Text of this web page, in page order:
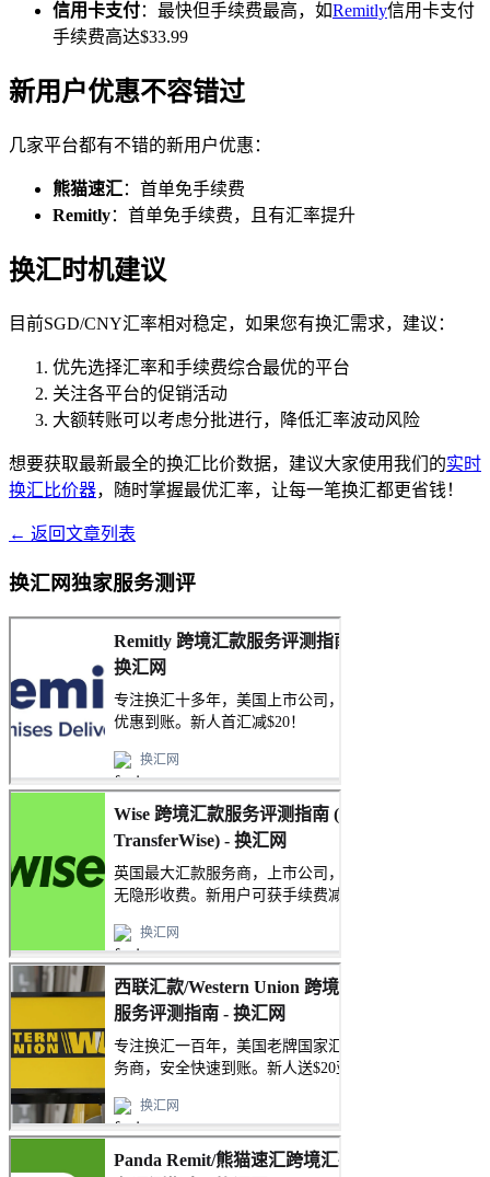
信用卡支付：最快但手续费最高，如Remitly信用卡支付
手续费高达$33.99
新用户优惠不容错过
几家平台都有不错的新用户优惠：
熊猫速汇：首单免手续费
Remitly：首单免手续费，且有汇率提升
换汇时机建议
目前SGD/CNY汇率相对稳定，如果您有换汇需求，建议：
优先选择汇率和手续费综合最优的平台
关注各平台的促销活动
大额转账可以考虑分批进行，降低汇率波动风险
想要获取最新最全的换汇比价数据，建议大家使用我们的实时
换汇比价器，随时掌握最优汇率，让每一笔换汇都更省钱！
← 返回文章列表
换汇网独家服务测评